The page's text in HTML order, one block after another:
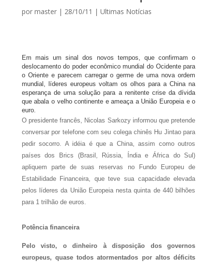
por master| 28/10/11 | Ultimas Notícias
Em mais um sinal dos novos tempos, que confirmam o
deslocamento do poder econômico mundial do Ocidente para
o Oriente e parecem carregar o germe de uma nova ordem
mundial, líderes europeus voltam os olhos para a China na
esperança de uma solução para a renitente crise da dívida
que abala o velho continente e ameaça a União Europeia e o
euro.
O presidente francês, Nicolas Sarkozy informou que pretende
conversar por telefone com seu colega chinês Hu Jintao para
pedir socorro. A idéia é que a China, assim como outros
países dos Brics (Brasil, Rússia, Índia e África do Sul)
apliquem parte de suas reservas no Fundo Europeu de
Estabilidade Financeira, que teve sua capacidade elevada
pelos líderes da União Europeia nesta quinta de 440 bilhões
para 1 trilhão de euros.
Potência financeira
Pelo visto, o dinheiro à disposição dos governos
europeus, quase todos atormentados por altos déficits